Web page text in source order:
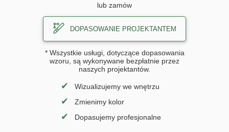
lub zamów
DOPASOWANIE PROJEKTANTEM
* Wszystkie usługi, dotyczące dopasowania
wzoru, są wykonywane bezpłatnie przez
naszych projektantów.
✔ Wizualizujemy we wnętrzu
✔ Zmienimy kolor
✔ Dopasujemy profesjonalne